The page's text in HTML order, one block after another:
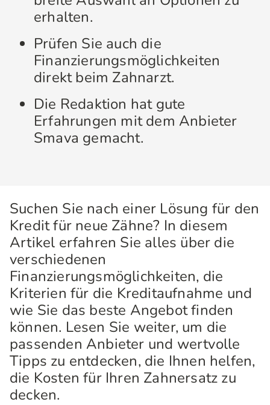
erhalten.
Prüfen Sie auch die
Finanzierungsmöglichkeiten
direkt beim Zahnarzt.
Die Redaktion hat gute
Erfahrungen mit dem Anbieter
Smava gemacht.
Suchen Sie nach einer Lösung für den
Kredit für neue Zähne? In diesem
Artikel erfahren Sie alles über die
verschiedenen
Finanzierungsmöglichkeiten, die
Kriterien für die Kreditaufnahme und
wie Sie das beste Angebot finden
können. Lesen Sie weiter, um die
passenden Anbieter und wertvolle
Tipps zu entdecken, die Ihnen helfen,
die Kosten für Ihren Zahnersatz zu
decken.